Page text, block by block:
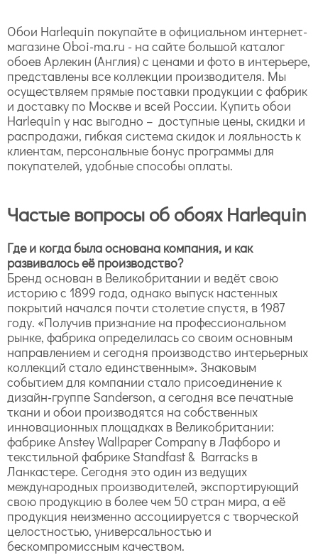
Обои Harlequin покупайте в официальном интернет-
магазине Oboi-ma.ru - на сайте большой каталог
обоев Арлекин (Англия) с ценами и фото в интерьере,
представлены все коллекции производителя. Мы
осуществляем прямые поставки продукции с фабрик
и доставку по Москве и всей России. Купить обои
Harlequin у нас выгодно – доступные цены, скидки и
распродажи, гибкая система скидок и лояльность к
клиентам, персональные бонус программы для
покупателей, удобные способы оплаты.
Частые вопросы об обоях Harlequin
Где и когда была основана компания, и как
развивалось её производство?
Бренд основан в Великобритании и ведёт свою
историю с 1899 года, однако выпуск настенных
покрытий начался почти столетие спустя, в 1987
году. «Получив признание на профессиональном
рынке, фабрика определилась со своим основным
направлением и сегодня производство интерьерных
коллекций стало единственным». Знаковым
событием для компании стало присоединение к
дизайн-группе Sanderson, а сегодня все печатные
ткани и обои производятся на собственных
инновационных площадках в Великобритании:
фабрике Anstey Wallpaper Company в Лафборо и
текстильной фабрике Standfast & Barracks в
Ланкастере. Сегодня это один из ведущих
международных производителей, экспортирующий
свою продукцию в более чем 50 стран мира, а её
продукция неизменно ассоциируется с творческой
целостностью, универсальностью и
бескомпромиссным качеством.